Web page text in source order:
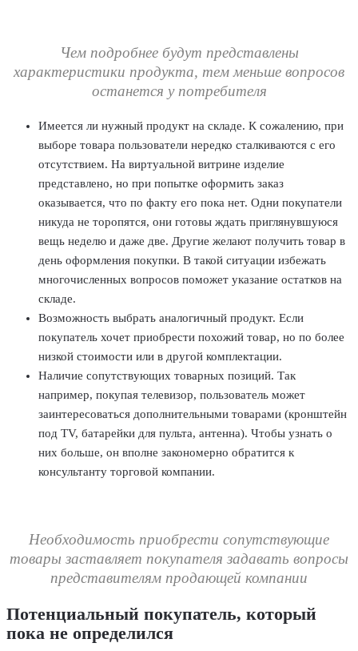
Чем подробнее будут представлены
характеристики продукта, тем меньше вопросов
останется у потребителя
Имеется ли нужный продукт на складе. К сожалению, при
выборе товара пользователи нередко сталкиваются с его
отсутствием. На виртуальной витрине изделие
представлено, но при попытке оформить заказ
оказывается, что по факту его пока нет. Одни покупатели
никуда не торопятся, они готовы ждать приглянувшуюся
вещь неделю и даже две. Другие желают получить товар в
день оформления покупки. В такой ситуации избежать
многочисленных вопросов поможет указание остатков на
складе.
Возможность выбрать аналогичный продукт. Если
покупатель хочет приобрести похожий товар, но по более
низкой стоимости или в другой комплектации.
Наличие сопутствующих товарных позиций. Так
например, покупая телевизор, пользователь может
заинтересоваться дополнительными товарами (кронштейн
под TV, батарейки для пульта, антенна). Чтобы узнать о
них больше, он вполне закономерно обратится к
консультанту торговой компании.
Необходимость приобрести сопутствующие
товары заставляет покупателя задавать вопросы
представителям продающей компании
Потенциальный покупатель, который
пока не определился